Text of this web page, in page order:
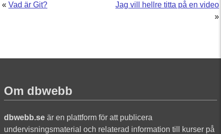
Jag vill hellre titta på en video
»
«Vad är Git?
Om dbwebb
dbwebb.seär en plattform för att publicera
undervisningsmaterial och relaterad information till kurser på